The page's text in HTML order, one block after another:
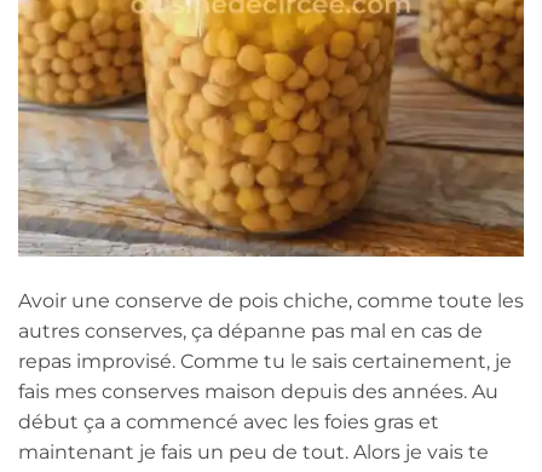
Avoir une conserve de pois chiche, comme toute les
autres conserves, ça dépanne pas mal en cas de
repas improvisé. Comme tu le sais certainement, je
fais mes conserves maison depuis des années. Au
début ça a commencé avec les foies gras et
maintenant je fais un peu de tout. Alors je vais te